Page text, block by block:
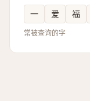
一 爱 福
常被查询的字